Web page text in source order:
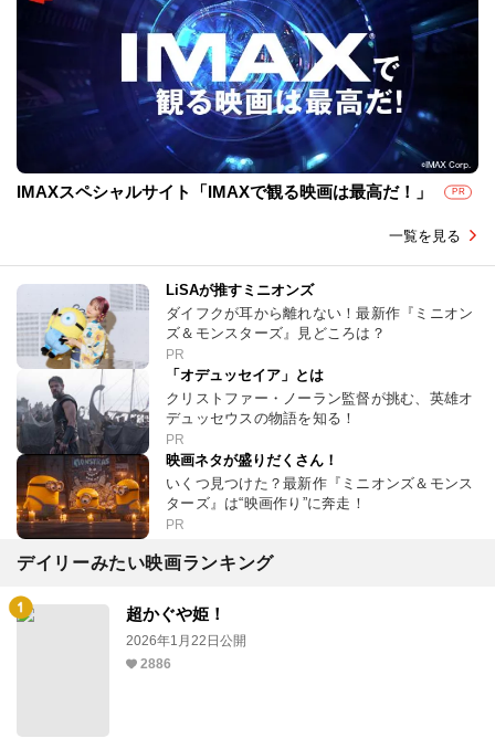
IMAXスペシャルサイト「IMAXで観る映画は最高だ！」 PR
一覧を見る
LiSAが推すミニオンズ
ダイフクが耳から離れない！最新作『ミニオン
ズ＆モンスターズ』見どころは？
PR
「オデュッセイア」とは
クリストファー・ノーラン監督が挑む、英雄オ
デュッセウスの物語を知る！
PR
映画ネタが盛りだくさん！
いくつ見つけた？最新作『ミニオンズ＆モンス
ターズ』は“映画作り”に奔走！
PR
デイリーみたい映画ランキング
超かぐや姫！
2026年1月22日公開
2886